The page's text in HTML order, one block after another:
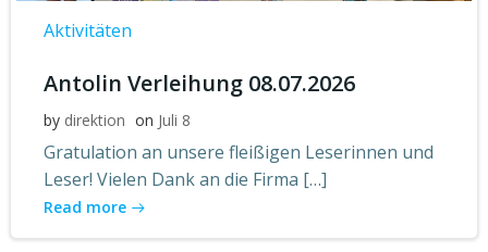
Aktivitäten
Antolin Verleihung 08.07.2026
by direktion on Juli 8
Gratulation an unsere fleißigen Leserinnen und
Leser! Vielen Dank an die Firma […]
Read more